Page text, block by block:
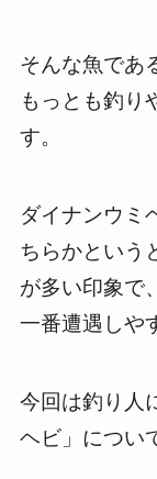
そんな魚であ
もっとも釣り
す。
ダイナンウミ
ちらかという
が多い印象で
一番遭遇しや
今回は釣り人
ヘビ」につい